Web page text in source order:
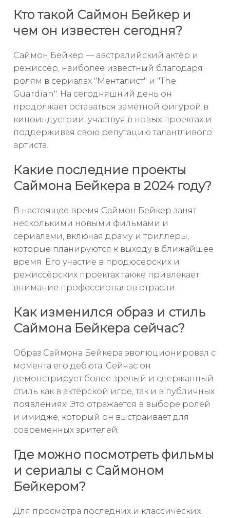
Кто такой Саймон Бейкер и
чем он известен сегодня?
Саймон Бейкер — австралийский актёр и
режиссёр, наиболее известный благодаря
ролям в сериалах "Менталист" и "The
Guardian". На сегодняшний день он
продолжает оставаться заметной фигурой в
киноиндустрии, участвуя в новых проектах и
поддерживая свою репутацию талантливого
артиста.
Какие последние проекты
Саймона Бейкера в 2024 году?
В настоящее время Саймон Бейкер занят
несколькими новыми фильмами и
сериалами, включая драму и триллеры,
которые планируются к выходу в ближайшее
время. Его участие в продюсерских и
режиссёрских проектах также привлекает
внимание профессионалов отрасли.
Как изменился образ и стиль
Саймона Бейкера сейчас?
Образ Саймона Бейкера эволюционировал с
момента его дебюта. Сейчас он
демонстрирует более зрелый и сдержанный
стиль как в актёрской игре, так и в публичных
появлениях. Это отражается в выборе ролей
и имидже, который он выстраивает для
современных зрителей.
Где можно посмотреть фильмы
и сериалы с Саймоном
Бейкером?
Для просмотра последних и классических